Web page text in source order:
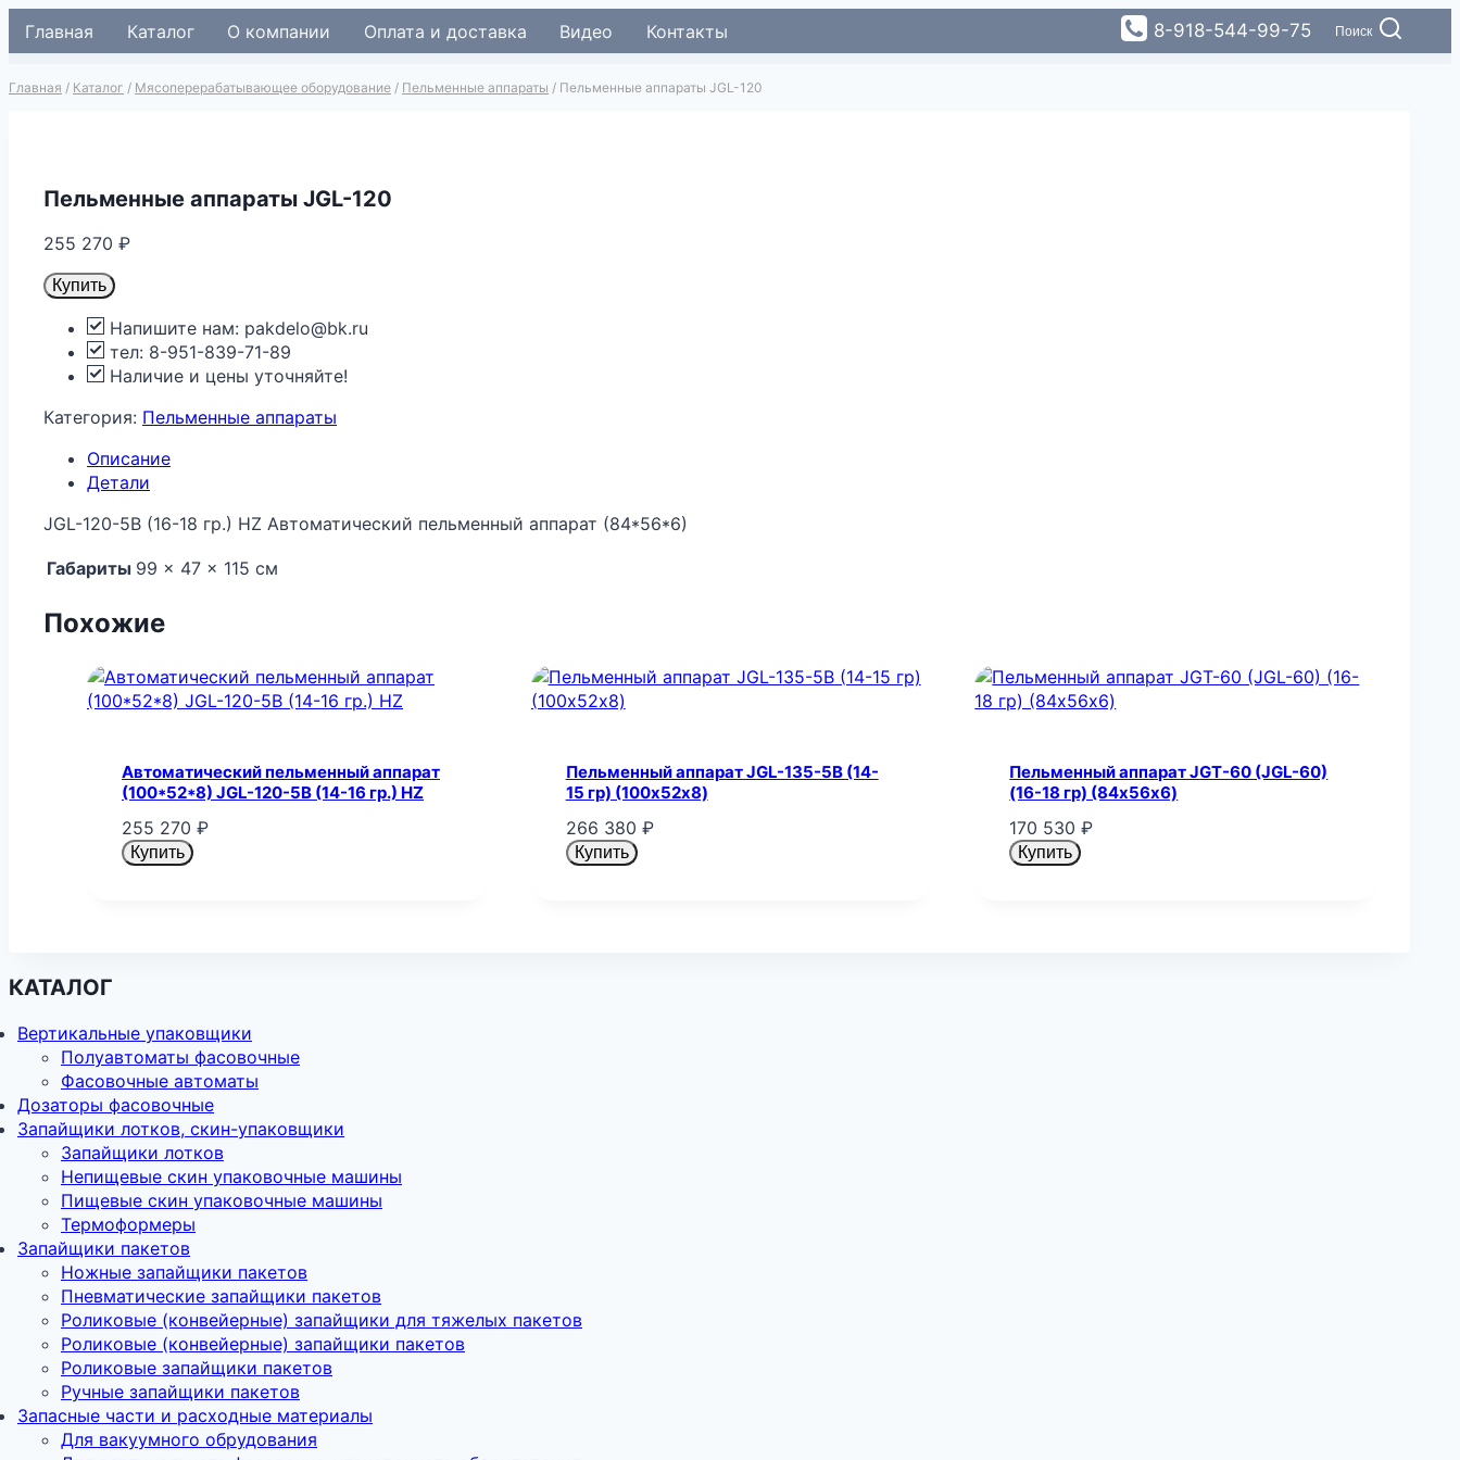
Перейти
Главная Каталог О компании Оплата и доставка Видео Контакты 8-918-544-99-75 Поиск
Главная / Каталог / Мясоперерабатывающее оборудование / Пельменные аппараты / Пельменные аппараты JGL-120
Пельменные аппараты JGL-120
255 270 ₽
Купить
Напишите нам: pakdelo@bk.ru
тел: 8-951-839-71-89
Наличие и цены уточняйте!
Категория: Пельменные аппараты
Описание
Детали
JGL-120-5B (16-18 гр.) HZ Автоматический пельменный аппарат (84*56*6)
Габариты 99 × 47 × 115 см
Похожие
Автоматический пельменный аппарат
(100*52*8) JGL-120-5B (14-16 гр.) HZ
255 270 ₽
Купить
Пельменный аппарат JGL-135-5B (14-
15 гр) (100х52х8)
266 380 ₽
Купить
Пельменный аппарат JGT-60 (JGL-60)
(16-18 гр) (84х56х6)
170 530₽
Купить
КАТАЛОГ
Вертикальные упаковщики
Полуавтоматы фасовочные
Фасовочные автоматы
Дозаторы фасовочные
Запайщики лотков, скин-упаковщики
Запайщики лотков
Непищевые скин упаковочные машины
Пищевые скин упаковочные машины
Термоформеры
Запайщики пакетов
Ножные запайщики пакетов
Пневматические запайщики пакетов
Роликовые (конвейерные) запайщики для тяжелых пакетов
Роликовые (конвейерные) запайщики пакетов
Роликовые запайщики пакетов
Ручные запайщики пакетов
Запасные части и расходные материалы
Для вакуумного обрудования